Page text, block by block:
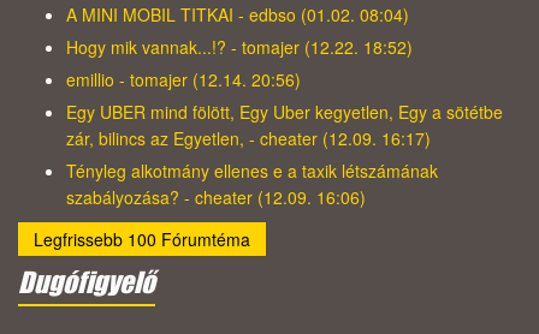
A MINI MOBIL TITKAI - edbso (01.02. 08:04)
Hogy mik vannak...!? - tomajer (12.22. 18:52)
emillio - tomajer (12.14. 20:56)
Egy UBER mind fölött, Egy Uber kegyetlen, Egy a sötétbe
zár, bilincs az Egyetlen, - cheater (12.09. 16:17)
Tényleg alkotmány ellenes e a taxik létszámának
szabályozása? - cheater (12.09. 16:06)
Legfrissebb 100 Fórumtéma
Dugófigyelő